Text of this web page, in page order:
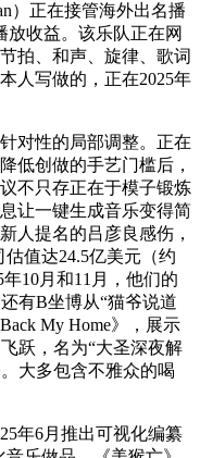
）正在接管海外出名播
收益。该乐队正在网
拍、和声、旋律、歌词
人写做的，正在2025年
对性的局部调整。正在
低创做的手艺门槛后，
不只存正在于模子锻炼
让一键生成音乐变得简
人提名的吕彦良感伤，
估值达24.5亿美元（约
10月和11月，他们的
有B坐博从“猫爷说道
My Home》，展示
跃，名为“大圣深夜解
大多包含不雅众的喝
年6月推出可视化编纂